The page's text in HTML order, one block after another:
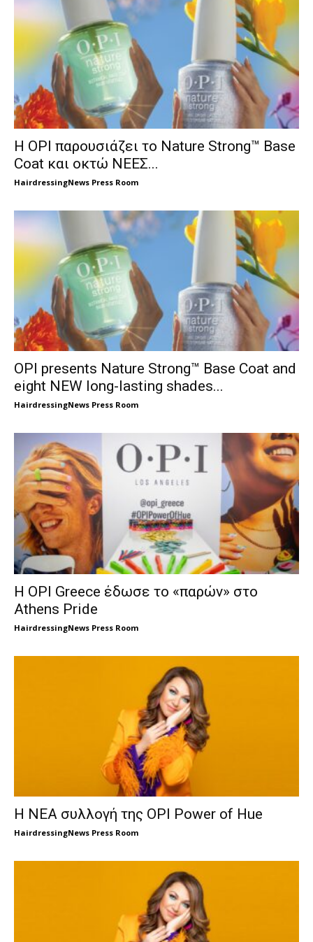
Η OPI παρουσιάζει το Nature Strong™ Base
Coat και οκτώ ΝΕΕΣ...
HairdressingNews Press Room
OPI presents Nature Strong™ Base Coat and
eight NEW long-lasting shades...
HairdressingNews Press Room
Η OPI Greece ​έδωσε το «παρών» στο
Athens Pride
HairdressingNews Press Room
Η ΝΕΑ συλλογή της OPI Power of Hue
HairdressingNews Press Room